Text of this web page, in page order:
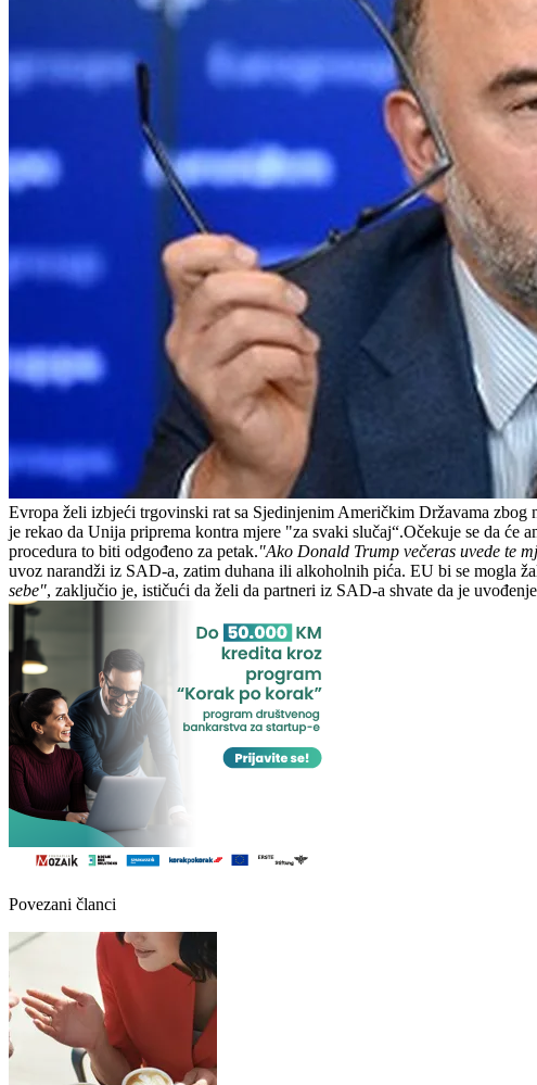
Evropa želi izbjeći trgovinski rat sa Sjedinjenim Američkim Državama
je rekao da Unija priprema kontra mjere "za svaki slučaj“.Očekuje se da će
procedura to biti odgođeno za petak."Ako Donald Trump večeras uvede te
uvoz narandži iz SAD-a, zatim duhana ili alkoholnih pića. EU bi se mogla
sebe", zaključio je, ističući da želi da partneri iz SAD-a shvate da je
Povezani članci